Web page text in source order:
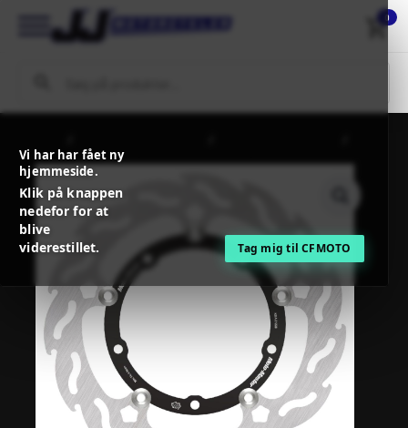
Vi har har fået ny
hjemmeside.
Klik på knappen
nedefor for at
blive
viderestillet.
Tag mig til CFMOTO
0
MOTO-MASTER BRAKE ROTOR FLOATING FLAME